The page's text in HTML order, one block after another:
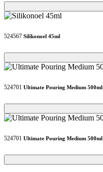
Loading...
Loading...
524567 Silikonoel 45ml
Loading...
Loading...
524701 Ultimate Pouring Medium 500ml
Loading...
Loading...
524701 Ultimate Pouring Medium 500ml
Loading...
Loading...